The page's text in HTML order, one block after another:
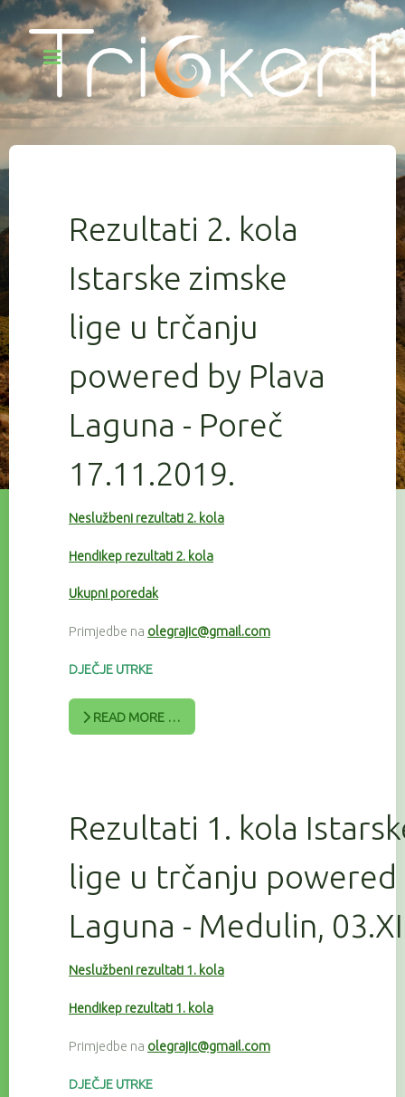
Rezultati 2. kola
Istarske zimske
lige u trčanju
powered by Plava
Laguna - Poreč
17.11.2019.
Neslužbeni rezultati 2. kola
Hendikep rezultati 2. kola
Ukupni poredak
Primjedbe na olegrajic@gmail.com
DJEČJE UTRKE
READ MORE …
Rezultati 1. kola
lige u trčanju powered
Laguna - Medulin,
Neslužbeni rezultati 1. kola
Hendikep rezultati 1. kola
Primjedbe na olegrajic@gmail.com
DJEČJE UTRKE